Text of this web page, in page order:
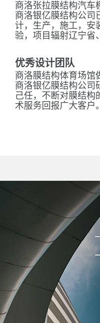
商洛张拉膜结构汽车
商洛银亿膜结构公司
计，生产，施工，安
验，项目辐射辽宁省
优秀设计团队
商洛膜结构体育场馆
商洛银亿膜结构公司
己任，不断对膜结构
术服务回报广大客户。